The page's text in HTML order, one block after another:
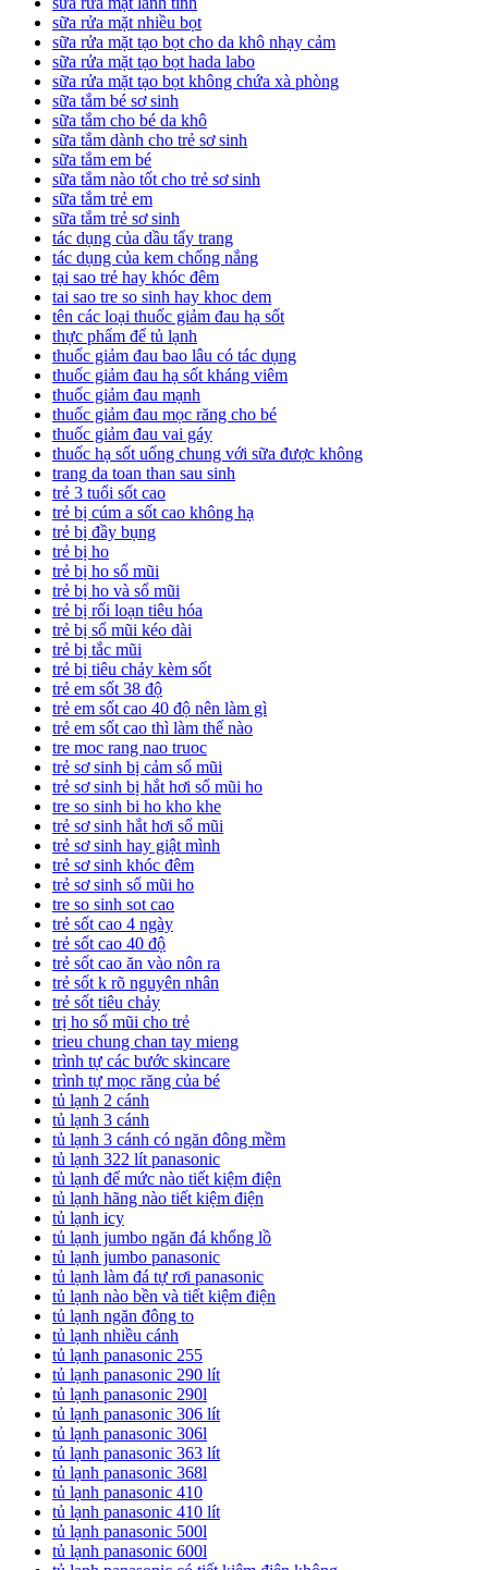
sữa rửa mặt nhiều bọt
sữa rửa mặt tạo bọt cho da khô nhạy cảm
sữa rửa mặt tạo bọt hada labo
sữa rửa mặt tạo bọt không chứa xà phòng
sữa tắm bé sơ sinh
sữa tắm cho bé da khô
sữa tắm dành cho trẻ sơ sinh
sữa tắm em bé
sữa tắm nào tốt cho trẻ sơ sinh
sữa tắm trẻ em
sữa tắm trẻ sơ sinh
tác dụng của dầu tẩy trang
tác dụng của kem chống nắng
tại sao trẻ hay khóc đêm
tai sao tre so sinh hay khoc dem
tên các loại thuốc giảm đau hạ sốt
thực phẩm để tủ lạnh
thuốc giảm đau bao lâu có tác dụng
thuốc giảm đau hạ sốt kháng viêm
thuốc giảm đau mạnh
thuốc giảm đau mọc răng cho bé
thuốc giảm đau vai gáy
thuốc hạ sốt uống chung với sữa được không
trang da toan than sau sinh
trẻ 3 tuổi sốt cao
trẻ bị cúm a sốt cao không hạ
trẻ bị đầy bụng
trẻ bị ho
trẻ bị ho sổ mũi
trẻ bị ho và sổ mũi
trẻ bị rối loạn tiêu hóa
trẻ bị sổ mũi kéo dài
trẻ bị tắc mũi
trẻ bị tiêu chảy kèm sốt
trẻ em sốt 38 độ
trẻ em sốt cao 40 độ nên làm gì
trẻ em sốt cao thì làm thế nào
tre moc rang nao truoc
trẻ sơ sinh bị cảm sổ mũi
trẻ sơ sinh bị hắt hơi sổ mũi ho
tre so sinh bi ho kho khe
trẻ sơ sinh hắt hơi sổ mũi
trẻ sơ sinh hay giật mình
trẻ sơ sinh khóc đêm
trẻ sơ sinh sổ mũi ho
tre so sinh sot cao
trẻ sốt cao 4 ngày
trẻ sốt cao 40 độ
trẻ sốt cao ăn vào nôn ra
trẻ sốt k rõ nguyên nhân
trẻ sốt tiêu chảy
trị ho sổ mũi cho trẻ
trieu chung chan tay mieng
trình tự các bước skincare
trình tự mọc răng của bé
tủ lạnh 2 cánh
tủ lạnh 3 cánh
tủ lạnh 3 cánh có ngăn đông mềm
tủ lạnh 322 lít panasonic
tủ lạnh để mức nào tiết kiệm điện
tủ lạnh hãng nào tiết kiệm điện
tủ lạnh icy
tủ lạnh jumbo ngăn đá khổng lồ
tủ lạnh jumbo panasonic
tủ lạnh làm đá tự rơi panasonic
tủ lạnh nào bền và tiết kiệm điện
tủ lạnh ngăn đông to
tủ lạnh nhiều cánh
tủ lạnh panasonic 255
tủ lạnh panasonic 290 lít
tủ lạnh panasonic 290l
tủ lạnh panasonic 306 lít
tủ lạnh panasonic 306l
tủ lạnh panasonic 363 lít
tủ lạnh panasonic 368l
tủ lạnh panasonic 410
tủ lạnh panasonic 410 lít
tủ lạnh panasonic 500l
tủ lạnh panasonic 600l